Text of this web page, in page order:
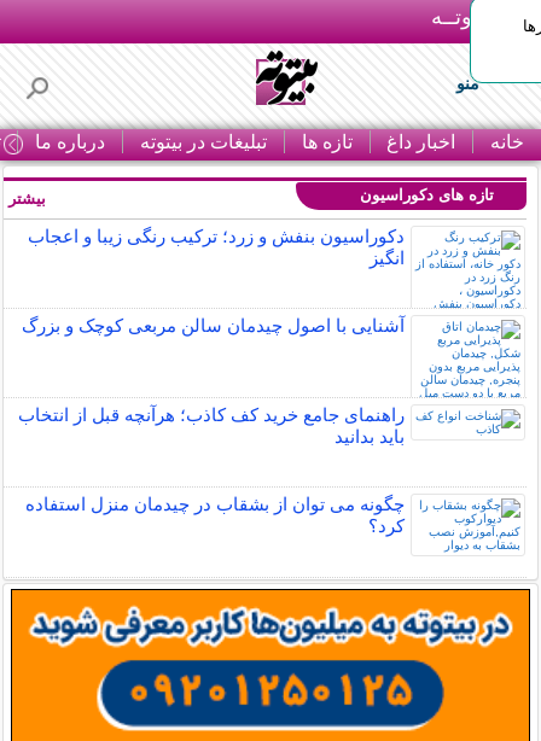
بـیتوتــه
منو
خانه اخبار داغ تازه ها تبلیغات در بیتوته درباره ما
تازه های دکوراسیون
دکوراسیون بنفش و زرد؛ ترکیب رنگی زیبا و اعجاب
انگیز
آشنایی با اصول چیدمان سالن مربعی کوچک و بزرگ
راهنمای جامع خرید کف کاذب؛ هرآنچه قبل از انتخاب
باید بدانید
چگونه می توان از بشقاب در چیدمان منزل استفاده
کرد؟
بیشتر